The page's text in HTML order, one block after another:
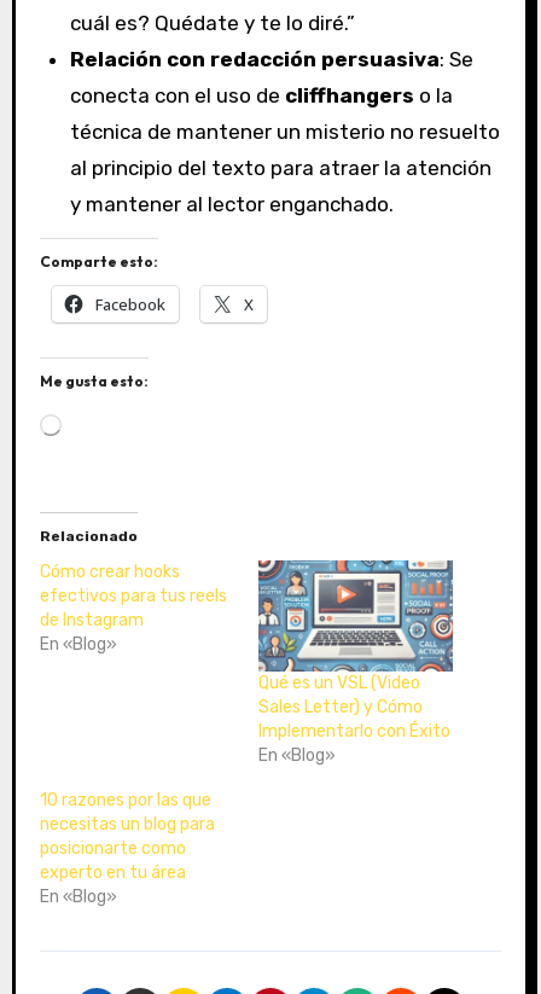
cuál es? Quédate y te lo diré.”
Relación con redacción persuasiva: Se
conecta con el uso de cliffhangers o la
técnica de mantener un misterio no resuelto
al principio del texto para atraer la atención
y mantener al lector enganchado.
Comparte esto:
Facebook X
Me gusta esto:
a
n
d
o
.
.
Relacionado
Cómo crear hooks
efectivos para tus reels
de Instagram
En «Blog»
Qué es un VSL (Video
Sales Letter) y Cómo
Implementarlo con Éxito
En «Blog»
10 razones por las que
necesitas un blog para
posicionarte como
experto en tu área
En «Blog»